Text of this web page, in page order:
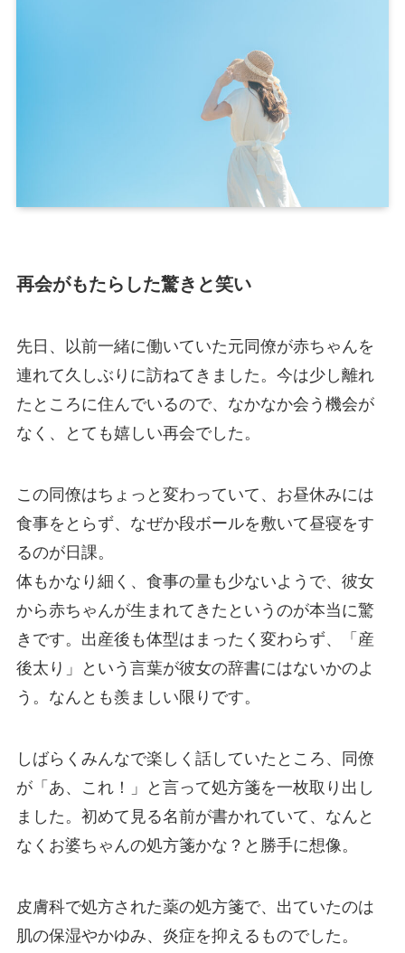
再会がもたらした驚きと笑い
先日、以前一緒に働いていた元同僚が赤ちゃんを
連れて久しぶりに訪ねてきました。今は少し離れ
たところに住んでいるので、なかなか会う機会が
なく、とても嬉しい再会でした。
この同僚はちょっと変わっていて、お昼休みには
食事をとらず、なぜか段ボールを敷いて昼寝をす
るのが日課。
体もかなり細く、食事の量も少ないようで、彼女
から赤ちゃんが生まれてきたというのが本当に驚
きです。出産後も体型はまったく変わらず、「産
後太り」という言葉が彼女の辞書にはないかのよ
う。なんとも羨ましい限りです。
しばらくみんなで楽しく話していたところ、同僚
が「あ、これ！」と言って処方箋を一枚取り出し
ました。初めて見る名前が書かれていて、なんと
なくお婆ちゃんの処方箋かな？と勝手に想像。
皮膚科で処方された薬の処方箋で、出ていたのは
肌の保湿やかゆみ、炎症を抑えるものでした。